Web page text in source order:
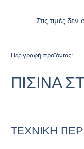
Στις τιμές
Περιγραφή προϊόντος:
ΠΙΣΙΝΑ
TΕΧΝΙΚΗ